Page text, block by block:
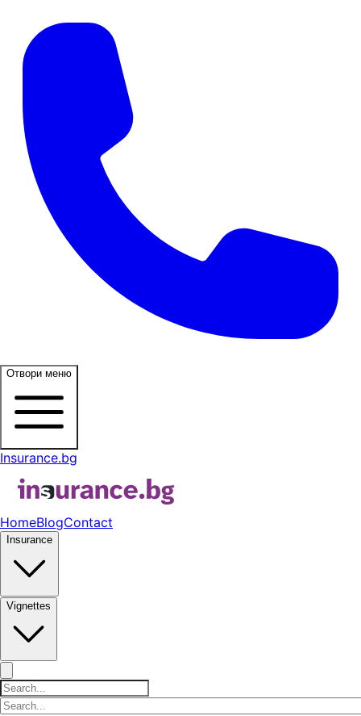
Отвори меню
Insurance.bg
HomeBlogContact
Insurance
Vignettes